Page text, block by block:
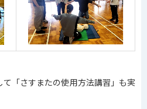
「さすまたの使用方法講習」も実